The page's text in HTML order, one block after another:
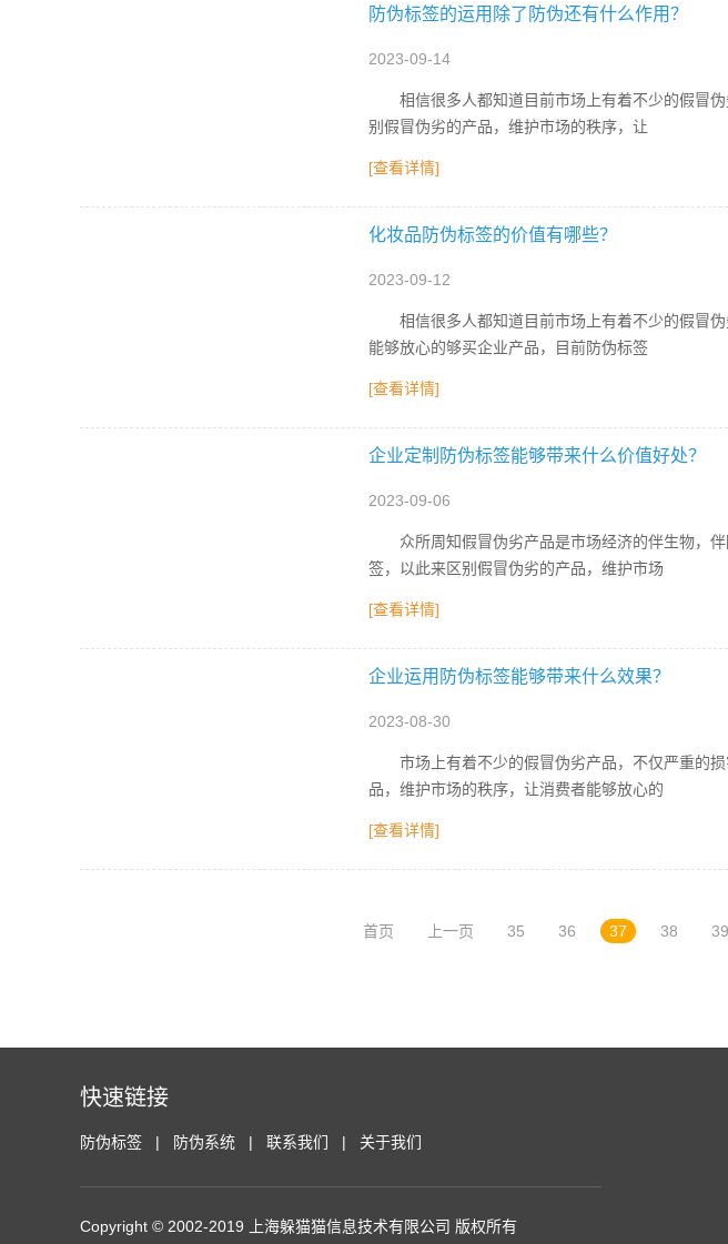
防伪标签的运用除了防伪还有什么作用？
2023-09-14
相信很多人都知道目前市场上有着不少的假冒伪
别假冒伪劣的产品，维护市场的秩序，让
[查看详情]
化妆品防伪标签的价值有哪些？
2023-09-12
相信很多人都知道目前市场上有着不少的假冒伪
能够放心的够买企业产品，目前防伪标签
[查看详情]
企业定制防伪标签能够带来什么价值好处？
2023-09-06
众所周知假冒伪劣产品是市场经济的伴生物，伴
签，以此来区别假冒伪劣的产品，维护市场
[查看详情]
企业运用防伪标签能够带来什么效果？
2023-08-30
市场上有着不少的假冒伪劣产品，不仅严重的损
品，维护市场的秩序，让消费者能够放心的
[查看详情]
首页 上一页 35 36 37 38 39
快速链接
防伪标签 防伪系统 联系我们 关于我们
Copyright © 2002-2019 上海躲猫猫信息技术有限公司 版权所有